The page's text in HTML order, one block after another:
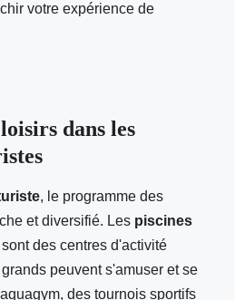
votre expérience de
dans les
, le programme des
et diversifié. Les piscines
des centres d'activité
peuvent s'amuser et se
des tournois sportifs